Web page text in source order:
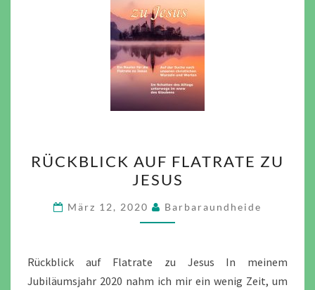
AUF
FLATRATE
ZU
JESUS
RÜCKBLICK AUF FLATRATE ZU
JESUS
März 12, 2020 Barbaraundheide
Rückblick auf Flatrate zu Jesus In meinem
Jubiläumsjahr 2020 nahm ich mir ein wenig Zeit, um